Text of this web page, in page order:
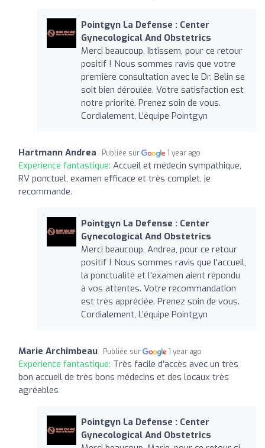
Pointgyn La Defense : Center
Gynecological And Obstetrics
Merci beaucoup, Ibtissem, pour ce retour
positif ! Nous sommes ravis que votre
première consultation avec le Dr. Belin se
soit bien déroulée. Votre satisfaction est
notre priorité. Prenez soin de vous.
Cordialement, L’équipe Pointgyn
Hartmann Andrea Publiée sur 1 year ago
Expérience fantastique: Accueil et médecin sympathique,
RV ponctuel, examen efficace et très complet, je
recommande.
Pointgyn La Defense : Center
Gynecological And Obstetrics
Merci beaucoup, Andrea, pour ce retour
positif ! Nous sommes ravis que l'accueil,
la ponctualité et l'examen aient répondu
à vos attentes. Votre recommandation
est très appréciée. Prenez soin de vous.
Cordialement, L’équipe Pointgyn
Marie Archimbeau Publiée sur 1 year ago
Expérience fantastique: Très facile d’accès avec un très
bon accueil de très bons médecins et des locaux très
agréables
Pointgyn La Defense : Center
Gynecological And Obstetrics